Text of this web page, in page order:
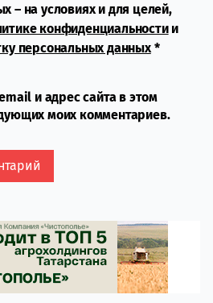
– на условиях и для целей,
конфиденциальностии
персональных данных*
и адрес сайта в этом
моих комментариев.